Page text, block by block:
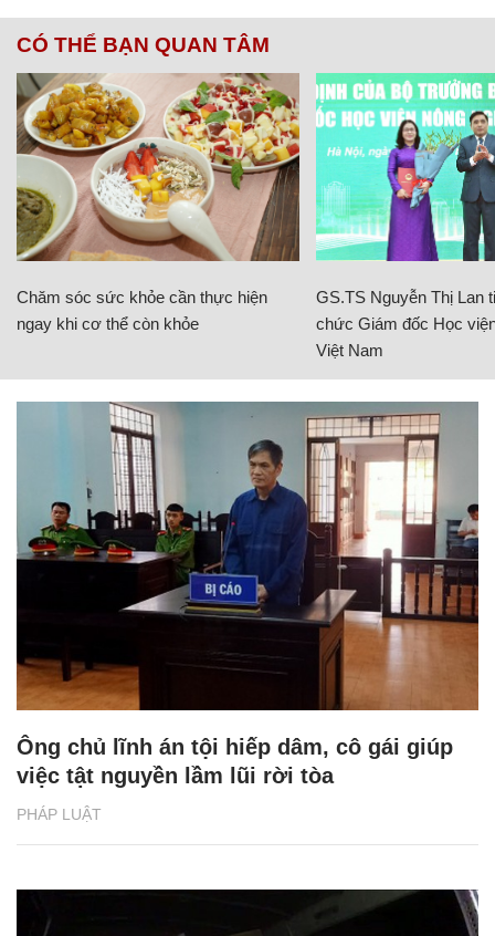
CÓ THỂ BẠN QUAN TÂM
Chăm sóc sức khỏe cần thực hiện
ngay khi cơ thể còn khỏe
GS.TS Nguyễn Thị Lan
chức Giám đốc Học
Việt Nam
PHÁP LUẬT
Ông chủ lĩnh án tội hiếp dâm, cô gái giúp
việc tật nguyền lầm lũi rời tòa